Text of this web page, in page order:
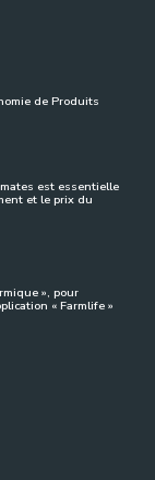
de Produits
est essentielle
et le prix du
», pour
« Farmlife »